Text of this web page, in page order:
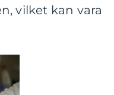
vilket kan vara